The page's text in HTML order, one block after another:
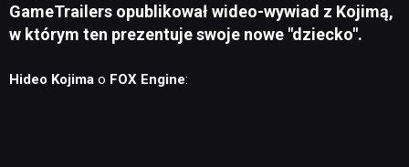
GameTrailers opublikował wideo-wywiad z Kojimą,
w którym ten prezentuje swoje nowe "dziecko".
Hideo Kojima o FOX Engine: